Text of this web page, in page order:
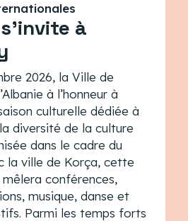
à
2026, la Ville de
à l’honneur à
culturelle dédiée à
diversité de la culture
dans le cadre du
la ville de Korça, cette
conférences,
musique, danse et
Parmi les temps forts